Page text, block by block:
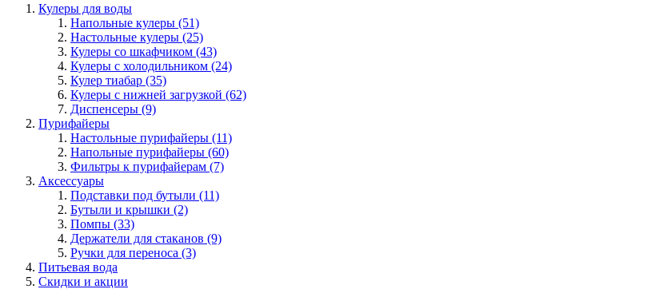
Кулеры для воды
Напольные кулеры (51)
Настольные кулеры (25)
Кулеры со шкафчиком (43)
Кулеры с холодильником (24)
Кулер тиабар (35)
Кулеры с нижней загрузкой (62)
Диспенсеры (9)
Пурифайеры
Настольные пурифайеры (11)
Напольные пурифайеры (60)
Фильтры к пурифайерам (7)
Аксессуары
Подставки под бутыли (11)
Бутыли и крышки (2)
Помпы (33)
Держатели для стаканов (9)
Ручки для переноса (3)
Питьевая вода
Скидки и акции